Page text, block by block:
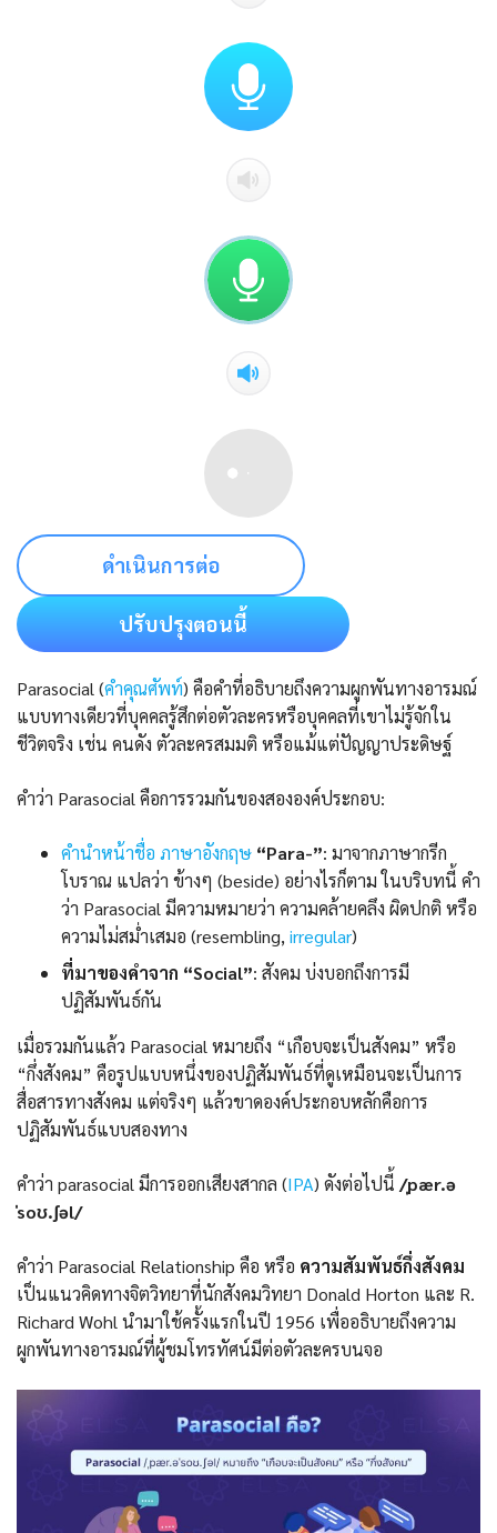
ดำเนินการต่อ
ปรับปรุงตอนนี้
Parasocial (คำคุณศัพท์) คือคำที่อธิบายถึงความผูกพันทางอารมณ์
แบบทางเดียวที่บุคคลรู้สึกต่อตัวละครหรือบุคคลที่เขาไม่รู้จักใน
ชีวิตจริง เช่น คนดัง ตัวละครสมมติ หรือแม้แต่ปัญญาประดิษฐ์
คำว่า Parasocial คือการรวมกันของสององค์ประกอบ:
คํานําหน้าชื่อ ภาษาอังกฤษ “Para-”: มาจากภาษากรีก
โบราณ แปลว่า ข้างๆ (beside) อย่างไรก็ตาม ในบริบทนี้ คำ
ว่า Parasocial มีความหมายว่า ความคล้ายคลึง ผิดปกติ หรือ
ความไม่สม่ำเสมอ (resembling, irregular)
ที่มาของคำจาก “Social”: สังคม บ่งบอกถึงการมี
ปฏิสัมพันธ์กัน
เมื่อรวมกันแล้ว Parasocial หมายถึง “เกือบจะเป็นสังคม” หรือ
“กึ่งสังคม” คือรูปแบบหนึ่งของปฏิสัมพันธ์ที่ดูเหมือนจะเป็นการ
สื่อสารทางสังคม แต่จริงๆ แล้วขาดองค์ประกอบหลักคือการ
ปฏิสัมพันธ์แบบสองทาง
คำว่า parasocial มีการออกเสียงสากล (IPA) ดังต่อไปนี้ /ˌpær.ə
ˈsoʊ.ʃəl/
คำว่า Parasocial Relationship คือ หรือ ความสัมพันธ์กึ่งสังคม
เป็นแนวคิดทางจิตวิทยาที่นักสังคมวิทยา Donald Horton และ R.
Richard Wohl นำมาใช้ครั้งแรกในปี 1956 เพื่ออธิบายถึงความ
ผูกพันทางอารมณ์ที่ผู้ชมโทรทัศน์มีต่อตัวละครบนจอ